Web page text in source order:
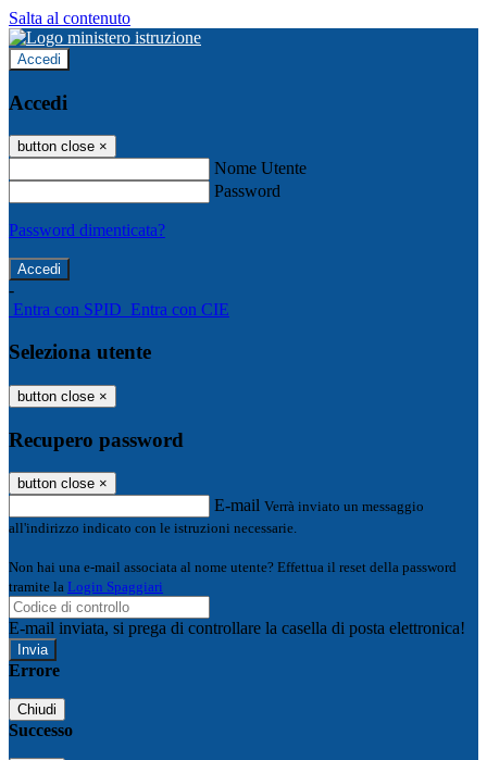
Salta al contenuto
Accedi
Accedi
button close ×
Nome Utente
Password
Password dimenticata?
-
Entra con SPID Entra con CIE
Seleziona utente
button close ×
Recupero password
button close ×
E-mail Verrà inviato un messaggio
all'indirizzo indicato con le istruzioni necessarie.
Non hai una e-mail associata al nome utente? Effettua il reset della password
tramite la Login Spaggiari
E-mail inviata, si prega di controllare la casella di posta elettronica!
Errore
Chiudi
Successo